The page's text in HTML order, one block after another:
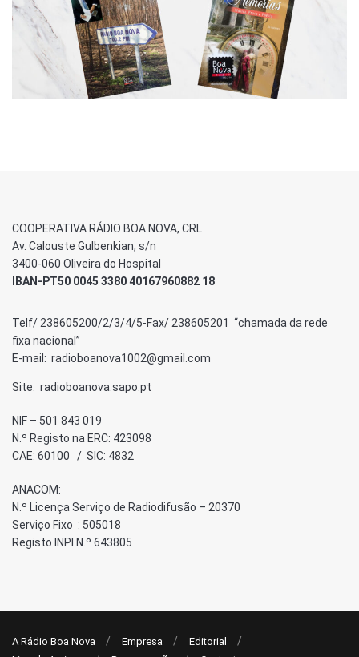
COOPERATIVA RÁDIO BOA NOVA, CRL
Av. Calouste Gulbenkian, s/n
3400-060 Oliveira do Hospital
IBAN-PT50 0045 3380 40167960882 18
Telf/ 238605200/2/3/4/5-Fax/ 238605201 “chamada da rede
fixa nacional”
E-mail: radioboanova1002@gmail.com
Site: radioboanova.sapo.pt
NIF – 501 843 019
N.º Registo na ERC: 423098
CAE: 60100 / SIC: 4832
ANACOM:
N.º Licença Serviço de Radiodifusão – 20370
Serviço Fixo : 505018
Registo INPI N.º 643805
A Rádio Boa Nova Empresa
Editorial